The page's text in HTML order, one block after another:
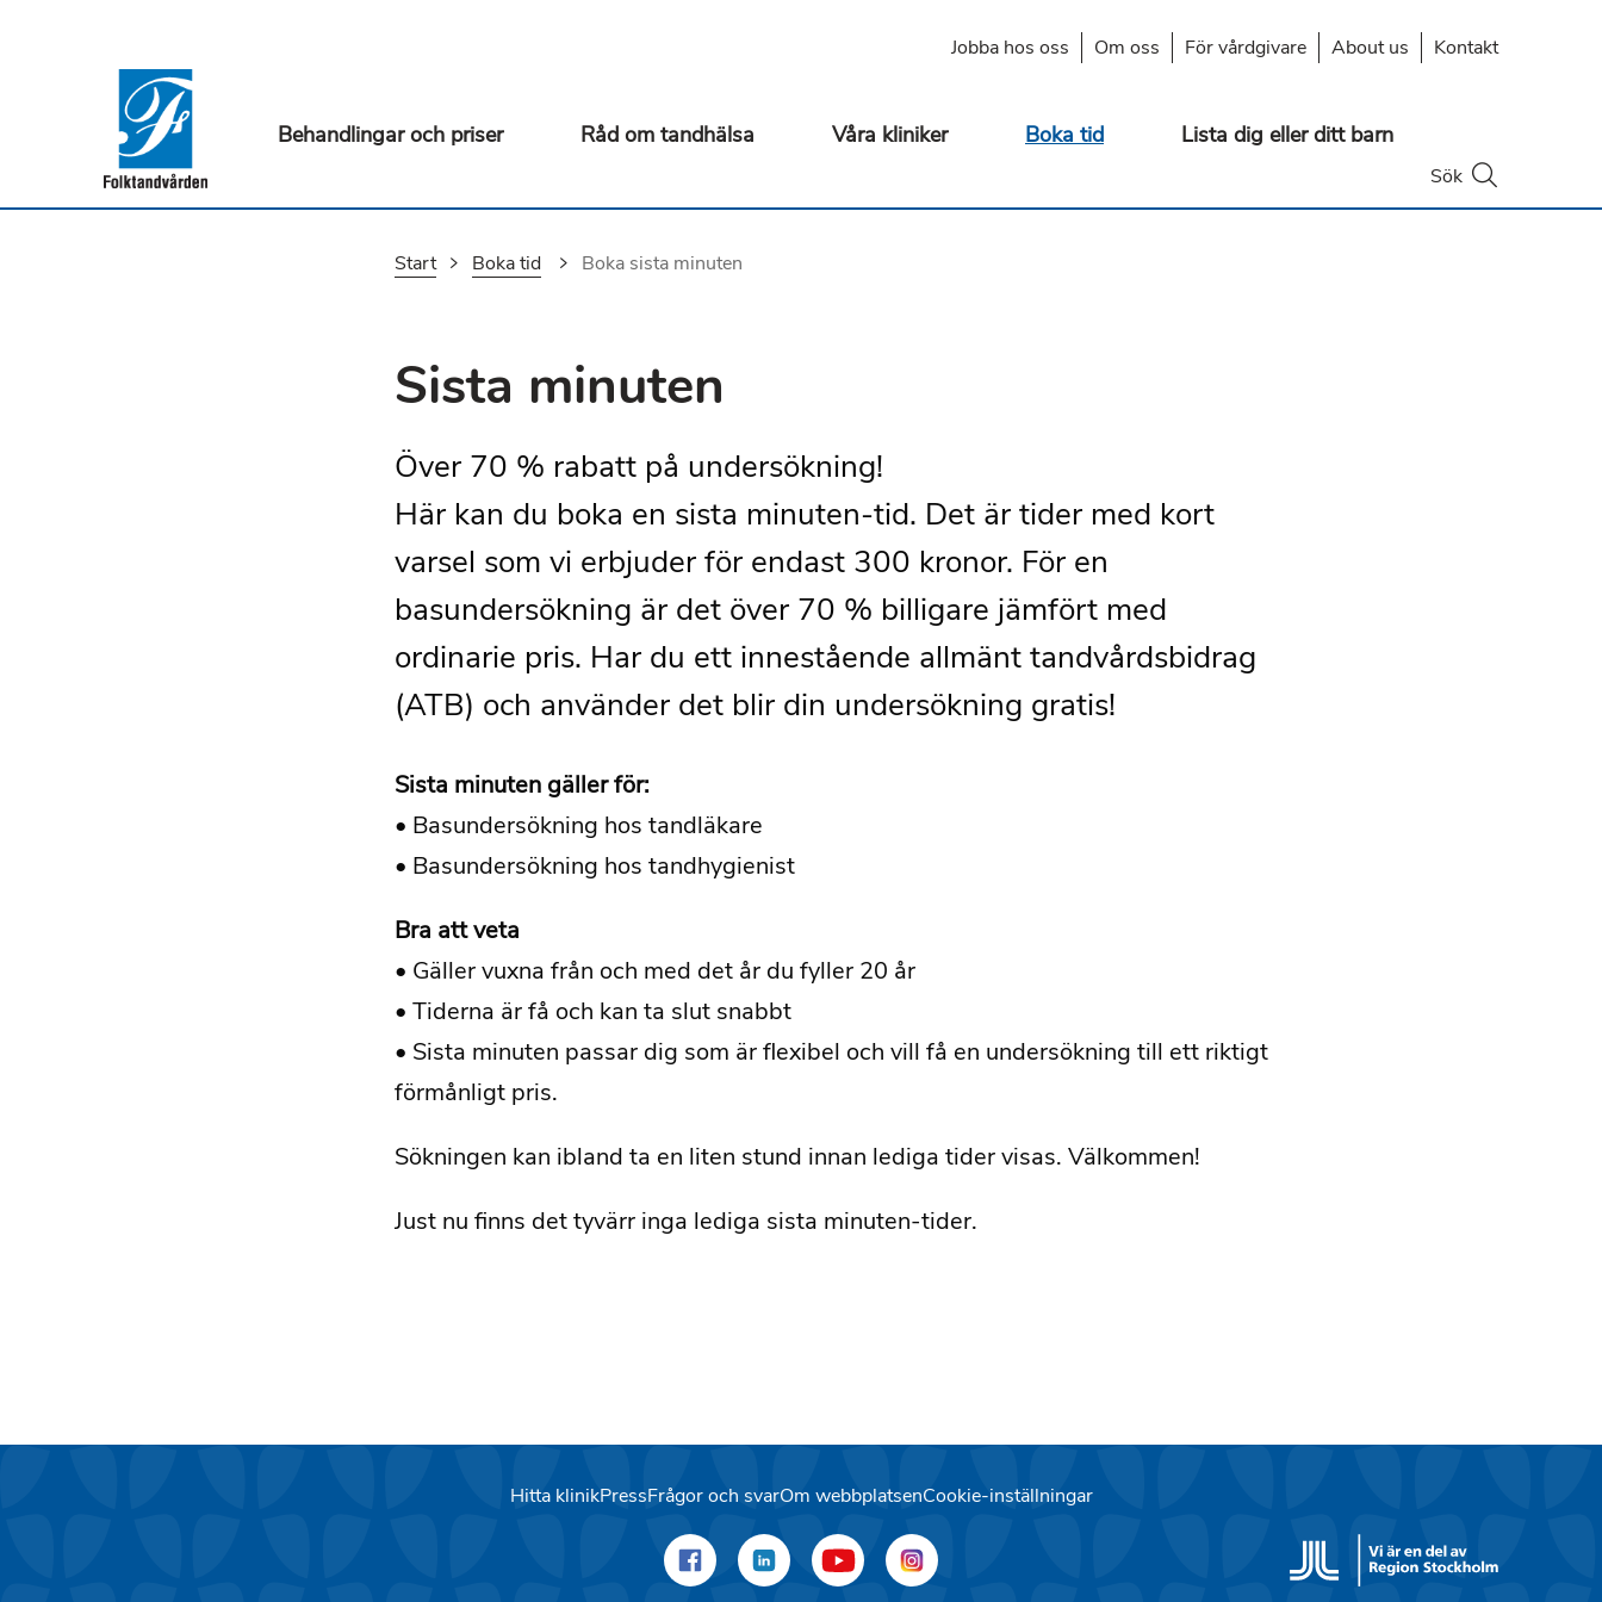
Jobba hos oss Om oss För vårdgivare About us Kontakt
Behandlingar och priser Råd om tandhälsa Våra kliniker Boka tid Lista dig eller ditt barn
Öppna
Sök
Start Boka tid Du är här:
Boka sista minuten
Sista minuten
Över 70 % rabatt på undersökning!
Här kan du boka en sista minuten-tid. Det är tider med kort
varsel som vi erbjuder för endast 300 kronor. För en
basundersökning är det över 70 % billigare jämfört med
ordinarie pris. Har du ett innestående allmänt tandvårdsbidrag
(ATB) och använder det blir din undersökning gratis!
Sista minuten gäller för:
• Basundersökning hos tandläkare
• Basundersökning hos tandhygienist
Bra att veta
• Gäller vuxna från och med det år du fyller 20 år
• Tiderna är få och kan ta slut snabbt
• Sista minuten passar dig som är flexibel och vill få en undersökning till ett riktigt
förmånligt pris.
Sökningen kan ibland ta en liten stund innan lediga tider visas. Välkommen!
Just nu finns det tyvärr inga lediga sista minuten-tider.
Hitta klinikPressFrågor och svarOm webbplatsenCookie-inställningar